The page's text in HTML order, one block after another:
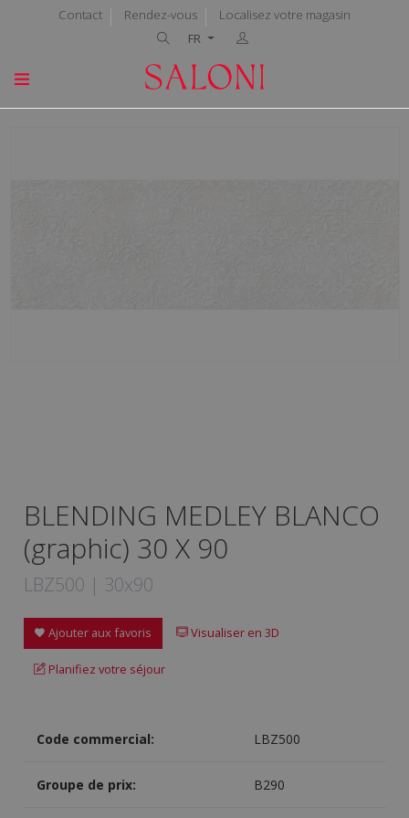
Contact Rendez-vous
Localisez votre magasin
FR
BLENDING MEDLEY BLANCO
(graphic) 30 X 90
LBZ500 | 30x90
Ajouter aux favoris Visualiser en 3D
Planifiez votre séjour
Code commercial: LBZ500
Groupe de prix: B290